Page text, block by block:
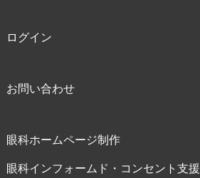
ログイン
お問い合わせ
眼科ホームページ制作
眼科インフォームド・コンセント支援